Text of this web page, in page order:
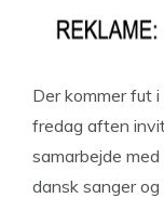
Der kommer fut
fredag aften
samarbejde
dansk sanger